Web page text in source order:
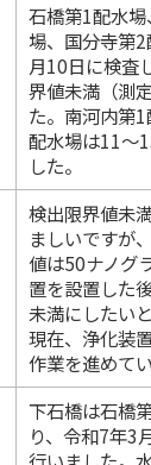
石橋第1配水
場、国分寺第
月10日に検査
界値未満（測
た。南河内第
配水場は11～
した。
検出限界値未
ましいですが
値は50ナノグ
置を設置した
未満にしたい
現在、浄化装
作業を進めて
下石橋は石橋
り、令和7年3